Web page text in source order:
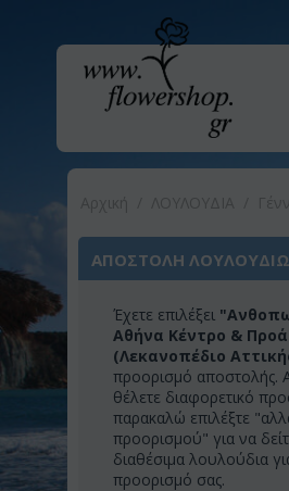
ΑΠΟΣΤΟΛΗ
Έχετε επιλέξει
Αθήνα Κέντρο &
(Λεκανοπέδιο
προορισμό αποστολής.
θέλετε διαφορετικό
παρακαλώ επιλέξτε
προορισμού" για να
διαθέσιμα λουλούδια
προορισμό σας.